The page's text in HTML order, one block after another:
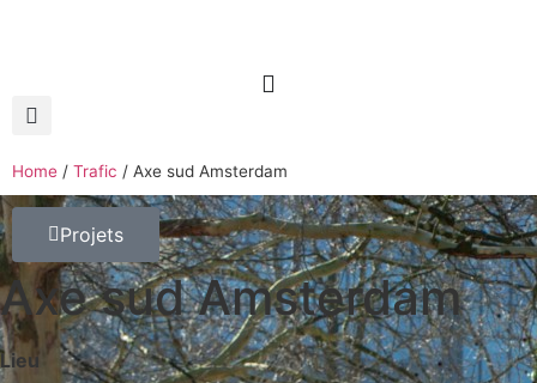
Home / Trafic / Axe sud Amsterdam
Projets
Axe sud Amsterdam
Lieu